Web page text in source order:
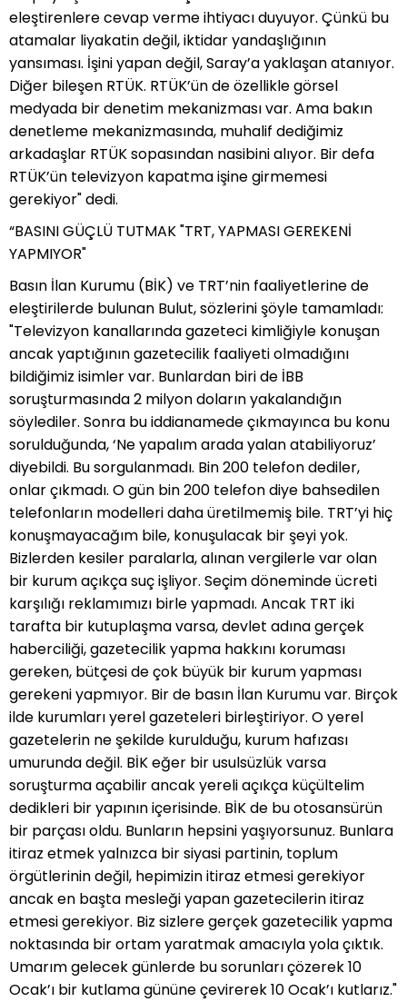
eleştirenlere cevap verme ihtiyacı duyuyor. Çünkü bu
atamalar liyakatin değil, iktidar yandaşlığının
yansıması. İşini yapan değil, Saray’a yaklaşan atanıyor.
Diğer bileşen RTÜK. RTÜK’ün de özellikle görsel
medyada bir denetim mekanizması var. Ama bakın
denetleme mekanizmasında, muhalif dediğimiz
arkadaşlar RTÜK sopasından nasibini alıyor. Bir defa
RTÜK’ün televizyon kapatma işine girmemesi
gerekiyor" dedi.
“BASINI GÜÇLÜ TUTMAK "TRT, YAPMASI GEREKENİ
YAPMIYOR"
Basın İlan Kurumu (BİK) ve TRT’nin faaliyetlerine de
eleştirilerde bulunan Bulut, sözlerini şöyle tamamladı:
"Televizyon kanallarında gazeteci kimliğiyle konuşan
ancak yaptığının gazetecilik faaliyeti olmadığını
bildiğimiz isimler var. Bunlardan biri de İBB
soruşturmasında 2 milyon doların yakalandığın
söylediler. Sonra bu iddianamede çıkmayınca bu konu
sorulduğunda, ‘Ne yapalım arada yalan atabiliyoruz’
diyebildi. Bu sorgulanmadı. Bin 200 telefon dediler,
onlar çıkmadı. O gün bin 200 telefon diye bahsedilen
telefonların modelleri daha üretilmemiş bile. TRT’yi hiç
konuşmayacağım bile, konuşulacak bir şeyi yok.
Bizlerden kesiler paralarla, alınan vergilerle var olan
bir kurum açıkça suç işliyor. Seçim döneminde ücreti
karşılığı reklamımızı birle yapmadı. Ancak TRT iki
tarafta bir kutuplaşma varsa, devlet adına gerçek
haberciliği, gazetecilik yapma hakkını koruması
gereken, bütçesi de çok büyük bir kurum yapması
gerekeni yapmıyor. Bir de basın İlan Kurumu var. Birçok
ilde kurumları yerel gazeteleri birleştiriyor. O yerel
gazetelerin ne şekilde kurulduğu, kurum hafızası
umurunda değil. BİK eğer bir usulsüzlük varsa
soruşturma açabilir ancak yereli açıkça küçültelim
dedikleri bir yapının içerisinde. BİK de bu otosansürün
bir parçası oldu. Bunların hepsini yaşıyorsunuz. Bunlara
itiraz etmek yalnızca bir siyasi partinin, toplum
örgütlerinin değil, hepimizin itiraz etmesi gerekiyor
ancak en başta mesleği yapan gazetecilerin itiraz
etmesi gerekiyor. Biz sizlere gerçek gazetecilik yapma
noktasında bir ortam yaratmak amacıyla yola çıktık.
Umarım gelecek günlerde bu sorunları çözerek 10
Ocak’ı bir kutlama gününe çevirerek 10 Ocak’ı kutlarız."